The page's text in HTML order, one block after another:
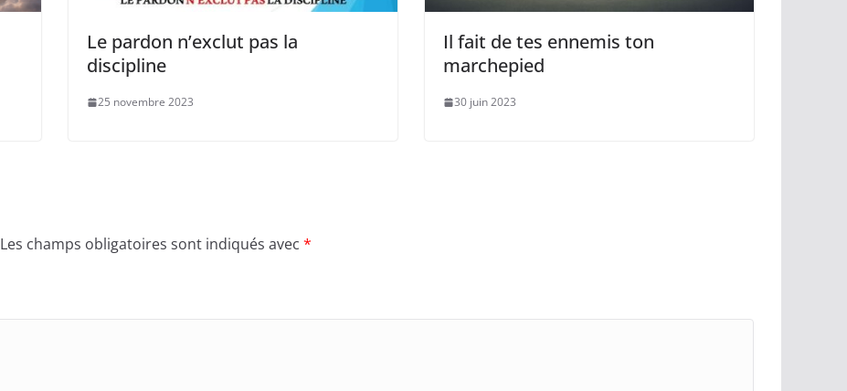
Le pardon n’exclut pas la
discipline
25 novembre 2023
Il fait de tes ennemis ton
marchepied
30 juin 2023
Les champs obligatoires sont indiqués avec *